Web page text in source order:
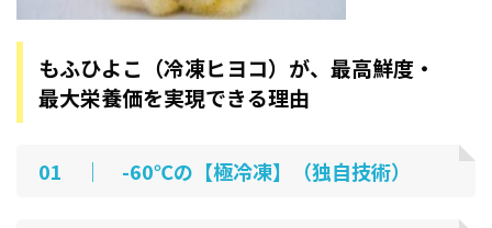
もふひよこ（冷凍ヒヨコ）が、最高鮮度・
最大栄養価を実現できる理由
01 ｜ -60℃の【極冷凍】（独自技術）